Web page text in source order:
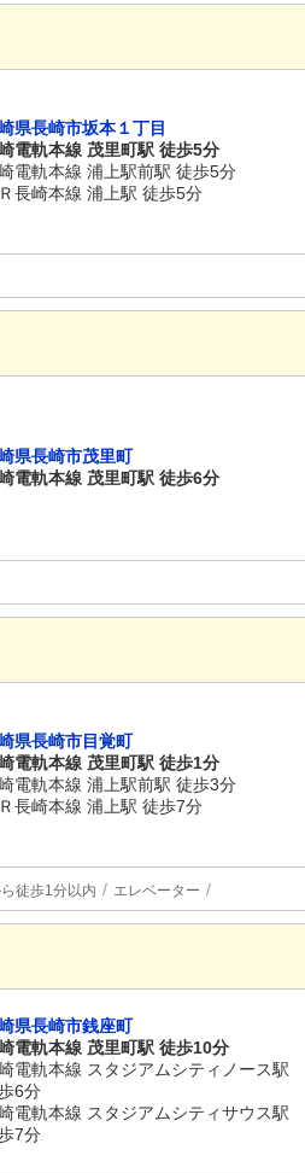
県長崎市坂本１丁目
電軌本線 茂里町駅 徒歩5分
電軌本線 浦上駅前駅 徒歩5分
Ｒ長崎本線 浦上駅 徒歩5分
県長崎市茂里町
電軌本線 茂里町駅 徒歩6分
県長崎市目覚町
電軌本線 茂里町駅 徒歩1分
電軌本線 浦上駅前駅 徒歩3分
Ｒ長崎本線 浦上駅 徒歩7分
徒歩1分以内 エレベーター
県長崎市銭座町
電軌本線 茂里町駅 徒歩10分
電軌本線 スタジアムシティノース駅
6分
電軌本線 スタジアムシティサウス駅
7分